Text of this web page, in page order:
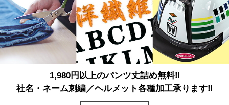
1,980円以上のパンツ丈詰め無料‼
社名・ネーム刺繍／ヘルメット各種加工承ります‼